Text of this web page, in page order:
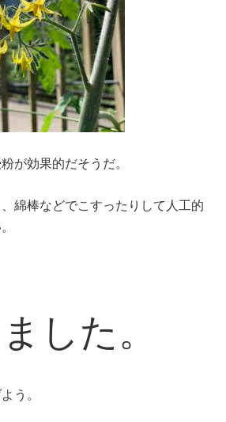
が効果的だそうだ。
綿棒などでこすったりして人工的
した。
う。